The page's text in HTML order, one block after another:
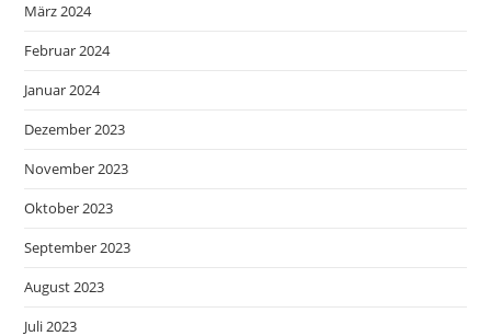
März 2024
Februar 2024
Januar 2024
Dezember 2023
November 2023
Oktober 2023
September 2023
August 2023
Juli 2023